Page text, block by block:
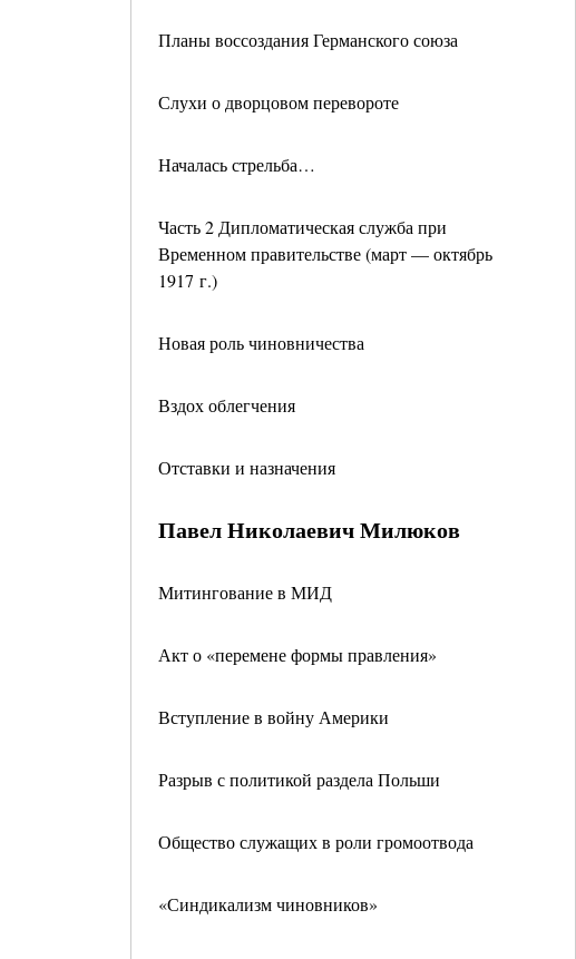
Планы воссоздания Германского союза
Слухи о дворцовом перевороте
Началась стрельба…
Часть 2 Дипломатическая служба при
Временном правительстве (март — октябрь
1917 г.)
Новая роль чиновничества
Вздох облегчения
Отставки и назначения
Павел Николаевич Милюков
Митингование в МИД
Акт о «перемене формы правления»
Вступление в войну Америки
Разрыв с политикой раздела Польши
Общество служащих в роли громоотвода
«Синдикализм чиновников»